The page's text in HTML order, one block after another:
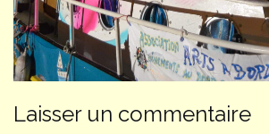
Laisser un commentaire